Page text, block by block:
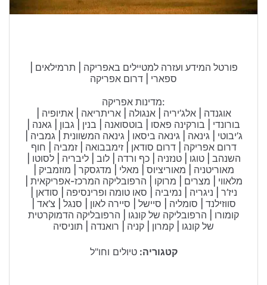
טיולים בישראל
דירות ונדל”ן
פורטל המידע ועזרה למטיילים באפריקה | תרמילאים |
ספארי | דרום אפריקה
מדינות אפריקה:
אוגנדה | אלג’יריה | אנגולה | אריתריאה | אתיופיה |
בורונדי | בורקינה פאסו | בוטסואנה | בנין | גבון | גאנה |
ג’יבוטי | גינאה | גינאה ביסאו | גינאה המשוונית | גמביה |
דרום אפריקה | דרום סודאן | זימבבואה | זמביה | חוף
השנהב | טוגו | טנזניה | כף ורדה | לוב | ליבריה | לסוטו |
מאוריטניה | מאוריציוס | מאלי | מדגסקר | מוזמביק |
מלאווי | מצרים | מרוקו | הרפובליקה המרכז-אפריקאית |
ניז’ר | ניגריה | נמיביה | סאו טומה ופרינסיפה | סודאן |
סווזילנד | סומליה | סיישל | סיירה לאון | סנגל | צ’אד |
קומורו | הרפובליקה של קונגו | הרפובליקה הדמוקרטית
של קונגו | קמרון | קניה | רואנדה | תוניסיה
קטגוריה:טיולים וחו"ל